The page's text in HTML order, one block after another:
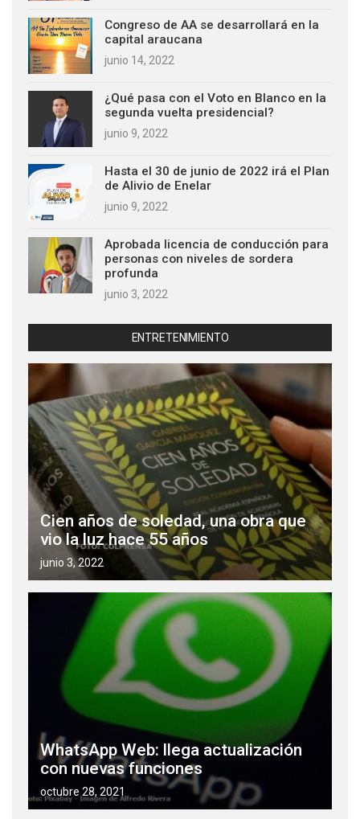
Congreso de AA se desarrollará en la
capital araucana
junio 14, 2022
¿Qué pasa con el Voto en Blanco en la
segunda vuelta presidencial?
junio 9, 2022
Hasta el 30 de junio de 2022 irá el Plan
de Alivio de Enelar
junio 9, 2022
Aprobada licencia de conducción para
personas con niveles de sordera
profunda
junio 3, 2022
ENTRETENIMIENTO
Cien años de soledad, una obra que
vio la luz hace 55 años
junio 3, 2022
WhatsApp Web: llega actualización
con nuevas funciones
octubre 28, 2021